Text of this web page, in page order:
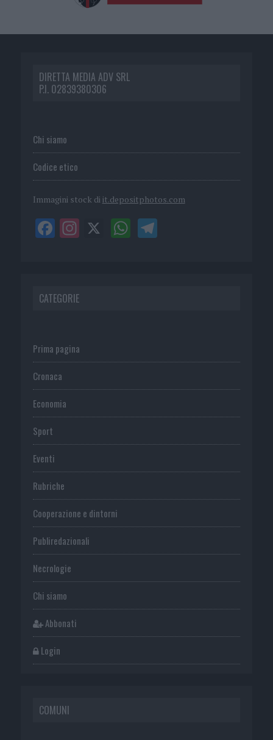
DIRETTA MEDIA ADV SRL
P.I. 02839380306
Chi siamo
Codice etico
Immagini stock di it.depositphotos.com
CATEGORIE
Prima pagina
Cronaca
Economia
Sport
Eventi
Rubriche
Cooperazione e dintorni
Publiredazionali
Necrologie
Chi siamo
Abbonati
Login
COMUNI